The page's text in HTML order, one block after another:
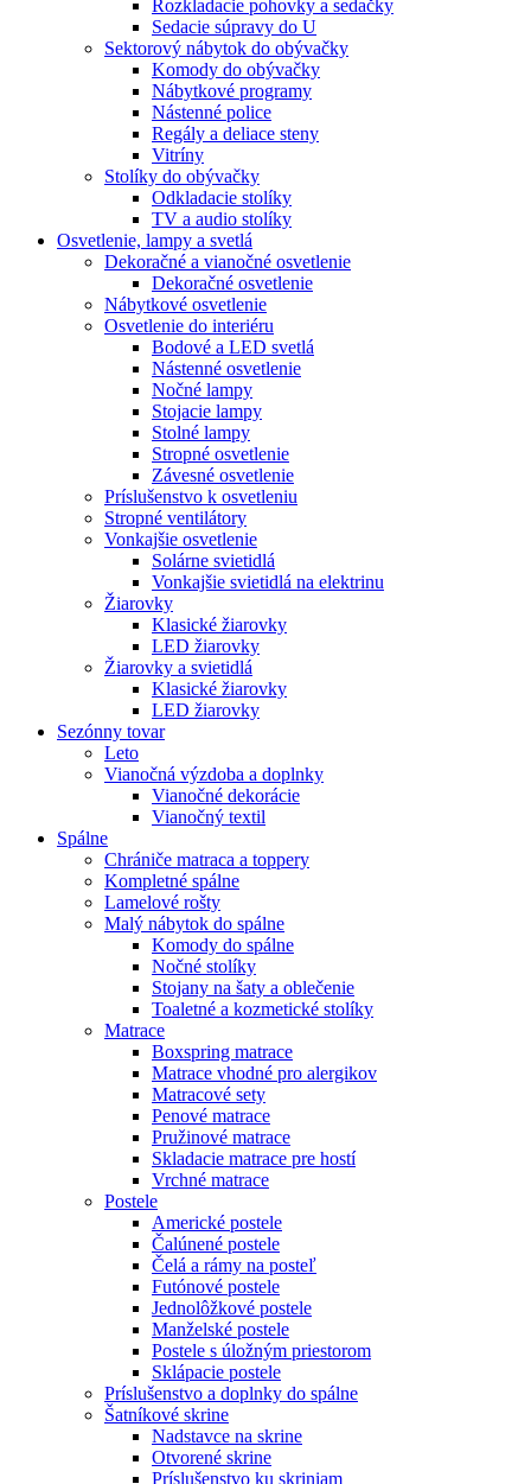
Rozkladacie pohovky a sedačky
Sedacie súpravy do U
Sektorový nábytok do obývačky
Komody do obývačky
Nábytkové programy
Nástenné police
Regály a deliace steny
Vitríny
Stolíky do obývačky
Odkladacie stolíky
TV a audio stolíky
Osvetlenie, lampy a svetlá
Dekoračné a vianočné osvetlenie
Dekoračné osvetlenie
Nábytkové osvetlenie
Osvetlenie do interiéru
Bodové a LED svetlá
Nástenné osvetlenie
Nočné lampy
Stojacie lampy
Stolné lampy
Stropné osvetlenie
Závesné osvetlenie
Príslušenstvo k osvetleniu
Stropné ventilátory
Vonkajšie osvetlenie
Solárne svietidlá
Vonkajšie svietidlá na elektrinu
Žiarovky
Klasické žiarovky
LED žiarovky
Žiarovky a svietidlá
Klasické žiarovky
LED žiarovky
Sezónny tovar
Leto
Vianočná výzdoba a doplnky
Vianočné dekorácie
Vianočný textil
Spálne
Chrániče matraca a toppery
Kompletné spálne
Lamelové rošty
Malý nábytok do spálne
Komody do spálne
Nočné stolíky
Stojany na šaty a oblečenie
Toaletné a kozmetické stolíky
Matrace
Boxspring matrace
Matrace vhodné pro alergikov
Matracové sety
Penové matrace
Pružinové matrace
Skladacie matrace pre hostí
Vrchné matrace
Postele
Americké postele
Čalúnené postele
Čelá a rámy na posteľ
Futónové postele
Jednolôžkové postele
Manželské postele
Postele s úložným priestorom
Sklápacie postele
Príslušenstvo a doplnky do spálne
Šatníkové skrine
Nadstavce na skrine
Otvorené skrine
Príslušenstvo ku skriniam